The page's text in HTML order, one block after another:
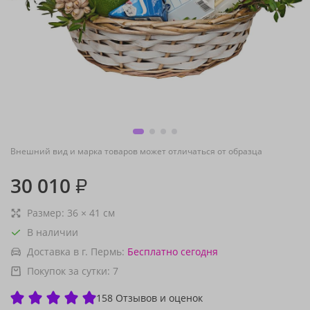
Внешний вид и марка товаров может отличаться от образца
30 010 ₽
Размер: 36 × 41 см
В наличии
Доставка в г. Пермь: Бесплатно сегодня
Покупок за сутки: 7
158 Отзывов и оценок